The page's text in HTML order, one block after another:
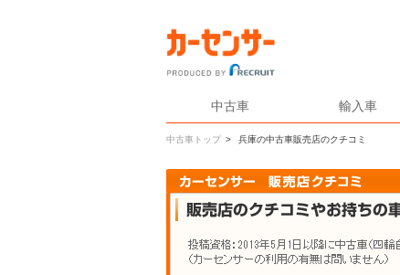
中古車 輸入車
中古車トップ > 兵庫の中古車販売店のクチコミ